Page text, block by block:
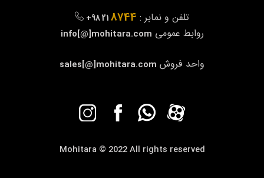
تلفن و نمابر : +98 218744
روابط عمومی info[@]mohitara.com
واحد فروش sales[@]mohitara.com
Mohitara © 2022 All rights reserved